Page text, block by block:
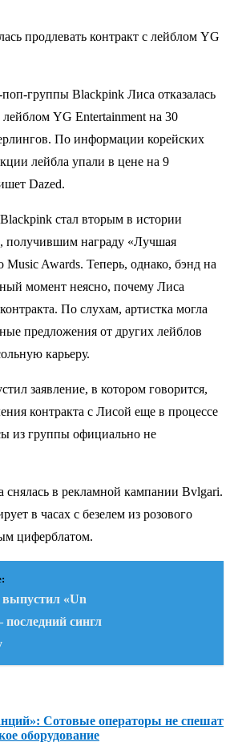
продлевать контракт с лейблом YG
группы Blackpink Лиса отказалась
лейблом YG Entertainment на 30
По информации корейских
лейбла упали в цене на 9
Dazed.
стал вторым в истории
получившим награду «Лучшая
Awards. Теперь, однако, бэнд на
момент неясно, почему Лиса
По слухам, артистка могла
предложения от других лейблов
карьеру.
заявление, в котором говорится,
контракта с Лисой еще в процессе
из группы официально не
в рекламной кампании Bvlgari.
в часах с безелем из розового
циферблатом.
«Un
сингл
Сотовые операторы не спешат
оборудование